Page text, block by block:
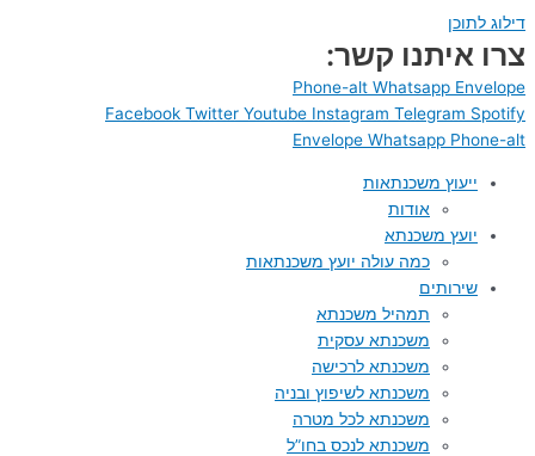
דילוג לתוכן
צרו איתנו קשר:
Phone-alt Whatsapp Envelope
Facebook Twitter Youtube Instagram Telegram Spotify
Envelope Whatsapp Phone-alt
ייעוץ משכנתאות
אודות
יועץ משכנתא
כמה עולה יועץ משכנתאות
שירותים
תמהיל משכנתא
משכנתא עסקית
משכנתא לרכישה
משכנתא לשיפוץ ובניה
משכנתא לכל מטרה
משכנתא לנכס בחו”ל